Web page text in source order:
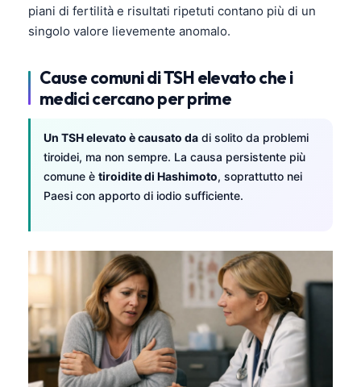
piani di fertilità e risultati ripetuti contano più di un
singolo valore lievemente anomalo.
Cause comuni di TSH elevato che i
medici cercano per prime
Un TSH elevato è causato da di solito da problemi
tiroidei, ma non sempre. La causa persistente più
comune è tiroidite di Hashimoto, soprattutto nei
Paesi con apporto di iodio sufficiente.